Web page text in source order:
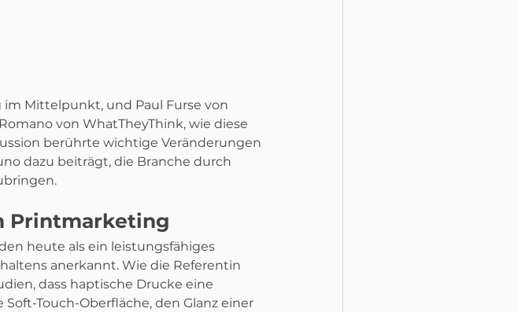
Mittelpunkt, und Paul Furse von
von WhatTheyThink, wie diese
berührte wichtige Veränderungen
dazu beiträgt, die Branche durch
Printmarketing
heute als ein leistungsfähiges
anerkannt. Wie die Referentin
dass haptische Drucke eine
Touch-Oberfläche, den Glanz einer